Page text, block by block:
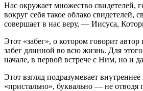
Нас окружает множество свидетелей,
вокруг себя такое облако свидетелей,
совершает в нас веру, — Иисуса,
Этот «забег», о котором говорит
забег длинной во всю жизнь. Для
начале, в первой встрече с Ним, но и
Этот взгляд подразумевает
«пристально», буквально — не отводя